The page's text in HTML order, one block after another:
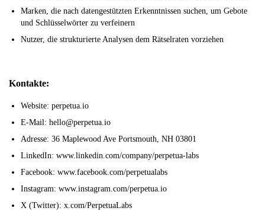
Marken, die nach datengestützten Erkenntnissen suchen, um Gebote
und Schlüsselwörter zu verfeinern
Nutzer, die strukturierte Analysen dem Rätselraten vorziehen
Kontakte:
Website: perpetua.io
E-Mail: hello@perpetua.io
Adresse: 36 Maplewood Ave Portsmouth, NH 03801
LinkedIn: www.linkedin.com/company/perpetua-labs
Facebook: www.facebook.com/perpetualabs
Instagram: www.instagram.com/perpetua.io
X (Twitter): x.com/PerpetuaLabs